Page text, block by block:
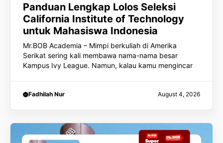
Panduan Lengkap Lolos Seleksi
California Institute of Technology
untuk Mahasiswa Indonesia
Mr.BOB Academia – Mimpi berkuliah di Amerika
Serikat sering kali membawa nama-nama besar
Kampus Ivy League. Namun, kalau kamu mengincar
Fadhilah Nur August 4, 2026